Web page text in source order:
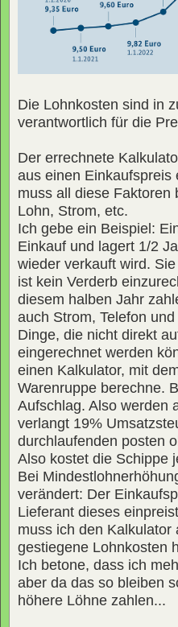
Die Lohnkosten sind in
verantwortlich für die
Der errechnete
aus einen Einkaufspreis
muss all diese Faktoren
Lohn, Strom, etc.
Ich gebe ein Beispiel:
Einkauf und lagert 1/2
wieder verkauft wird.
ist kein Verderb
diesem halben Jahr
auch Strom, Telefon
Dinge, die nicht direkt
eingerechnet werden
einen Kalkulator, mit
Warenruppe berechne.
Aufschlag. Also werden
verlangt 19%
durchlaufenden posten
Also kostet die Schippe
Bei
verändert: Der
Lieferant dieses
muss ich den Kalkulator
gestiegene Lohnkosten
Ich betone, dass ich
aber da das so bleiben
höhere Löhne zahlen...